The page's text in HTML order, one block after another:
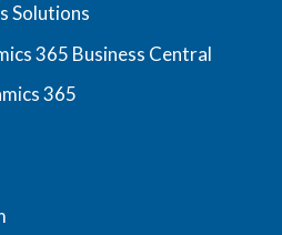
Solutions
365 Business Central
365